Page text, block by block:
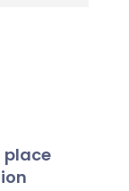
place